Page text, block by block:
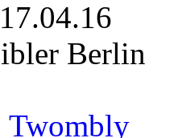
17.04.16
Berlin
Twombly